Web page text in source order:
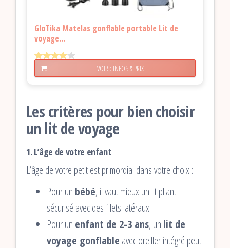
GloTika Matelas gonflable portable Lit de
voyage...
VOIR : INFOS & PRIX
Les critères pour bien choisir
un lit de voyage
1.L’âge de votre enfant
L’âge de votre petit est primordial dans votre choix :
Pour un bébé, il vaut mieux un lit pliant
sécurisé avec des filets latéraux.
Pour un enfant de 2-3 ans, un lit de
voyage gonflable avec oreiller intégré peut